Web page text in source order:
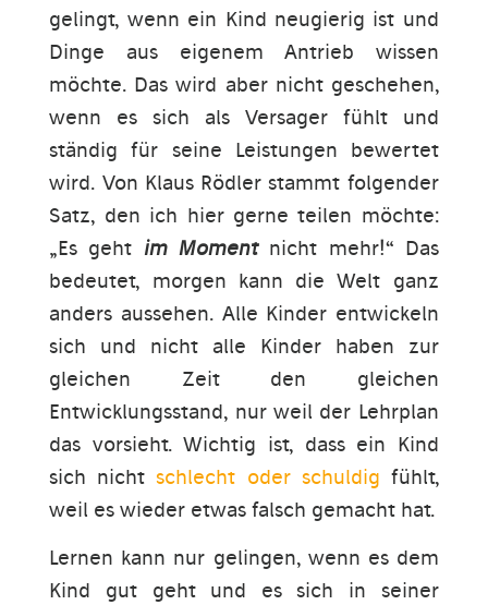
gelingt, wenn ein Kind neugierig ist und
Dinge aus eigenem Antrieb wissen
möchte. Das wird aber nicht geschehen,
wenn es sich als Versager fühlt und
ständig für seine Leistungen bewertet
wird. Von Klaus Rödler stammt folgender
Satz, den ich hier gerne teilen möchte:
„Es geht im Moment nicht mehr!“ Das
bedeutet, morgen kann die Welt ganz
anders aussehen. Alle Kinder entwickeln
sich und nicht alle Kinder haben zur
gleichen Zeit den gleichen
Entwicklungsstand, nur weil der Lehrplan
das vorsieht. Wichtig ist, dass ein Kind
sich nichtschlecht oder schuldig fühlt,
weil es wieder etwas falsch gemacht hat.
Lernen kann nur gelingen, wenn es dem
Kind gut geht und es sich in seiner